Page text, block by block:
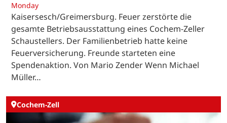
Monday
Kaisersesch/Greimersburg. Feuer zerstörte die
gesamte Betriebsausstattung eines Cochem-Zeller
Schaustellers. Der Familienbetrieb hatte keine
Feuerversicherung. Freunde starteten eine
Spendenaktion. Von Mario Zender Wenn Michael
Müller…
Cochem-Zell